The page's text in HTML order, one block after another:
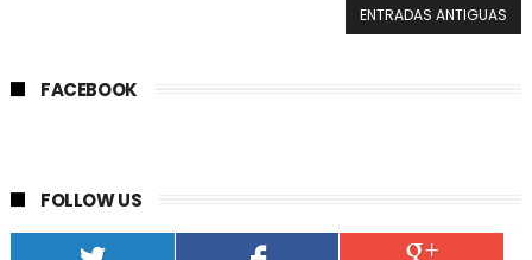
ENTRADAS ANTIGUAS
FACEBOOK
FOLLOW US